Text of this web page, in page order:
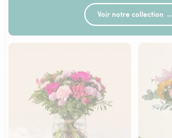
Voir notre collection →